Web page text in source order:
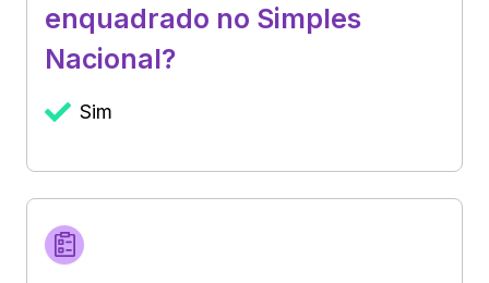
enquadrado no Simples
Nacional?
Sim